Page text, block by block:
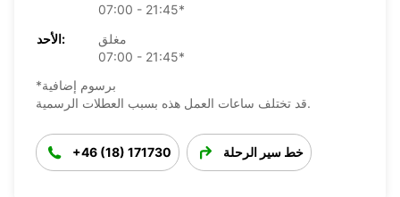
07:00 - 21:45*
الأحد:
مغلق
07:00 - 21:45*
*برسوم إضافية
قد تختلف ساعات العمل هذه بسبب العطلات الرسمية.
+46 (18) 171730 خط سير الرحلة